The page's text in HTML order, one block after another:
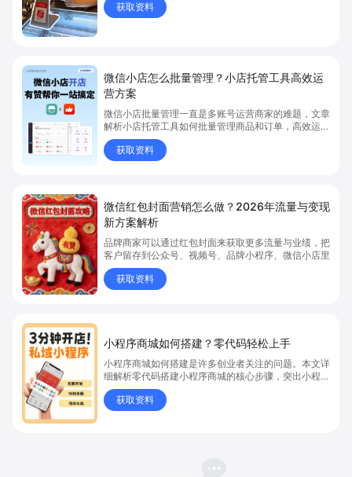
获取资料
微信小店怎么批量管理？小店托管工具高效运
营方案
微信小店批量管理一直是多账号运营商家的难题，文章
解析小店托管工具如何批量管理商品和订单，高效运营
多账号微信小店。通过智能同步、AI运营托管和丰富营
销玩法，全面提升门店管理效率。点击了解微信小店批
量管理、高效托管的实用方案！
获取资料
微信红包封面营销怎么做？2026年流量与变现
新方案解析
品牌商家可以通过红包封面来获取更多流量与业绩，把
客户留存到公众号、视频号、品牌小程序、微信小店里
获取资料
小程序商城如何搭建？零代码轻松上手
小程序商城如何搭建是许多创业者关注的问题。本文详
细解析零代码搭建小程序商城的核心步骤，突出小程序
商城、商城搭建与零代码开店优势，帮助你轻松实现商
品上架、全渠道销售及高效会员运营，快速开启线上卖
货新模式。点击获取详细操作指南！
获取资料